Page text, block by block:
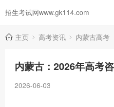
招生考试网www.gk114.com
主页 高考资讯 内蒙古高考
内蒙古：2026年高考
2026-06-03